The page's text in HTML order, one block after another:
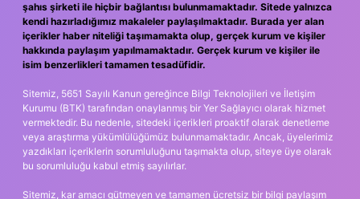
şahıs şirketi ile hiçbir bağlantısı bulunmamaktadır. Sitede yalnızca
kendi hazırladığımız makaleler paylaşılmaktadır. Burada yer alan
içerikler haber niteliği taşımamakta olup, gerçek kurum ve kişiler
hakkında paylaşım yapılmamaktadır. Gerçek kurum ve kişiler ile
isim benzerlikleri tamamen tesadüfidir.
Sitemiz, 5651 Sayılı Kanun gereğince Bilgi Teknolojileri ve İletişim
Kurumu (BTK) tarafından onaylanmış bir Yer Sağlayıcı olarak hizmet
vermektedir. Bu nedenle, sitedeki içerikleri proaktif olarak denetleme
veya araştırma yükümlülüğümüz bulunmamaktadır. Ancak, üyelerimiz
yazdıkları içeriklerin sorumluluğunu taşımakta olup, siteye üye olarak
bu sorumluluğu kabul etmiş sayılırlar.
Sitemiz, kar amacı gütmeyen ve tamamen ücretsiz bir bilgi paylaşım